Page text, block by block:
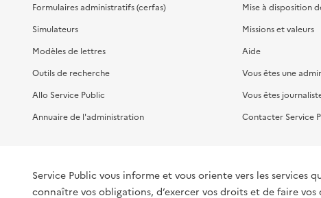
Formulaires administratifs (cerfas)
Simulateurs
Modèles de lettres
Outils de recherche
Allo Service Public
Annuaire de l'administration
Mise à disposition
Missions et valeurs
Aide
Vous êtes une
Vous êtes
Contacter Service
Service Public vous informe et vous oriente vers les services
connaître vos obligations, d’exercer vos droits et de faire